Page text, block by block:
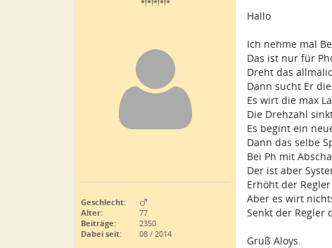
*!*!*!*!*
Geschlecht:
Alter:
77
Beiträge:
2350
Dabei seit:
08 / 2014
Hallo
Ich nehme mal
Das ist nur für
Dreht das
Dann sucht Er
Es wirt die max
Die Drehzahl
Es begint ein
Dann das selbe
Bei Ph mit
Der ist aber
Erhöht der
Aber es wirt
Senkt der Regler
Gruß Aloys.